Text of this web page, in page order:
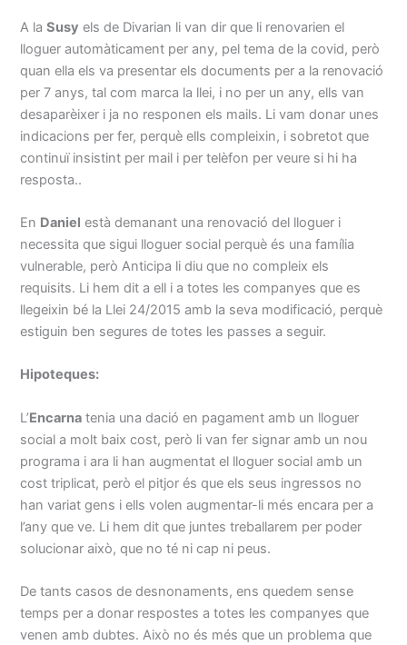
A laSusy els de Divarian li van dir que li renovarien el
lloguer automàticament per any, pel tema de la covid, però
quan ella els va presentar els documents per a la renovació
per 7 anys, tal com marca la llei, i no per un any, ells van
desaparèixer i ja no responen els mails. Li vam donar unes
indicacions per fer, perquè ells compleixin, i sobretot que
continuï insistint per mail i per telèfon per veure si hi ha
resposta..
En Daniel està demanant una renovació del lloguer i
necessita que sigui lloguer social perquè és una família
vulnerable, però Anticipa li diu que no compleix els
requisits. Li hem dit a ell i a totes les companyes que es
llegeixin bé la Llei 24/2015 amb la seva modificació, perquè
estiguin ben segures de totes les passes a seguir.
Hipoteques:
L’Encarna tenia una dació en pagament amb un lloguer
social a molt baix cost, però li van fer signar amb un nou
programa i ara li han augmentat el lloguer social amb un
cost triplicat, però el pitjor és que els seus ingressos no
han variat gens i ells volen augmentar-li més encara per a
l’any que ve. Li hem dit que juntes treballarem per poder
solucionar això, que no té ni cap ni peus.
De tants casos de desnonaments, ens quedem sense
temps per a donar respostes a totes les companyes que
venen amb dubtes. Això no és més que un problema que